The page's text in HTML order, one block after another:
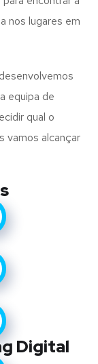
nos lugares em
equipa de
qual o
vamos alcançar
Digital